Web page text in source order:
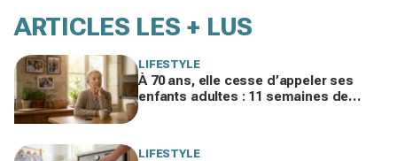
ARTICLES LES + LUS
LIFESTYLE
À 70 ans, elle cesse d’appeler ses
enfants adultes : 11 semaines de
LIFESTYLE